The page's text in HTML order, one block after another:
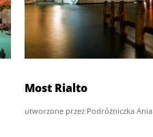
Most Rialto
utworzone przez Podróżniczka Ania